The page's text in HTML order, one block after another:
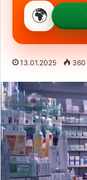
🌍
13.01.2025 360